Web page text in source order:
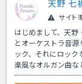
天野 七
サイト
はじめまして、天
とオーケストラ音
ック、それにロッ
楽風なオルガン曲